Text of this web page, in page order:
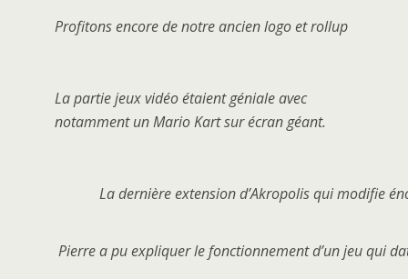
Profitons encore de notre ancien logo et rollup
La partie jeux vidéo étaient géniale avec
notamment un Mario Kart sur écran géant.
La dernière extension d’Akropolis qui modifie
Pierre a pu expliquer le fonctionnement d’un jeu qui